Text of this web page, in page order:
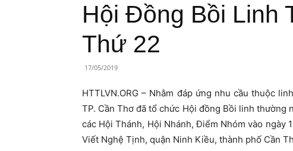
Lành
Hội Đồng Bồi Linh
Thứ 22
17/05/2019
HTTLVN.ORG – Nhằm đáp ứng nhu cầu thuộc
TP. Cần Thơ đã tổ chức Hội đồng Bồi linh thường
các Hội Thánh, Hội Nhánh, Điểm Nhóm vào ngày
Viết Nghệ Tịnh, quận Ninh Kiều, thành phố Cần